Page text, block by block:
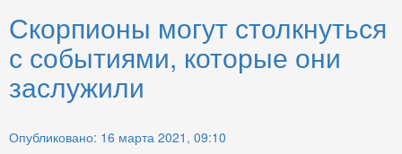
Скорпионы могут столкнуться
с событиями, которые они
заслужили
Опубликовано: 16 марта 2021, 09:10